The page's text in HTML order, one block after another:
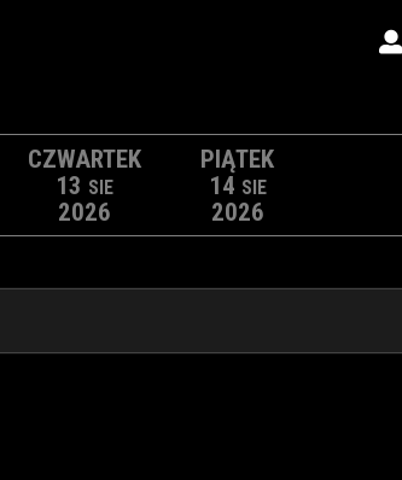
CZWARTEK
13 SIE
2026
PIĄTEK
14 SIE
2026